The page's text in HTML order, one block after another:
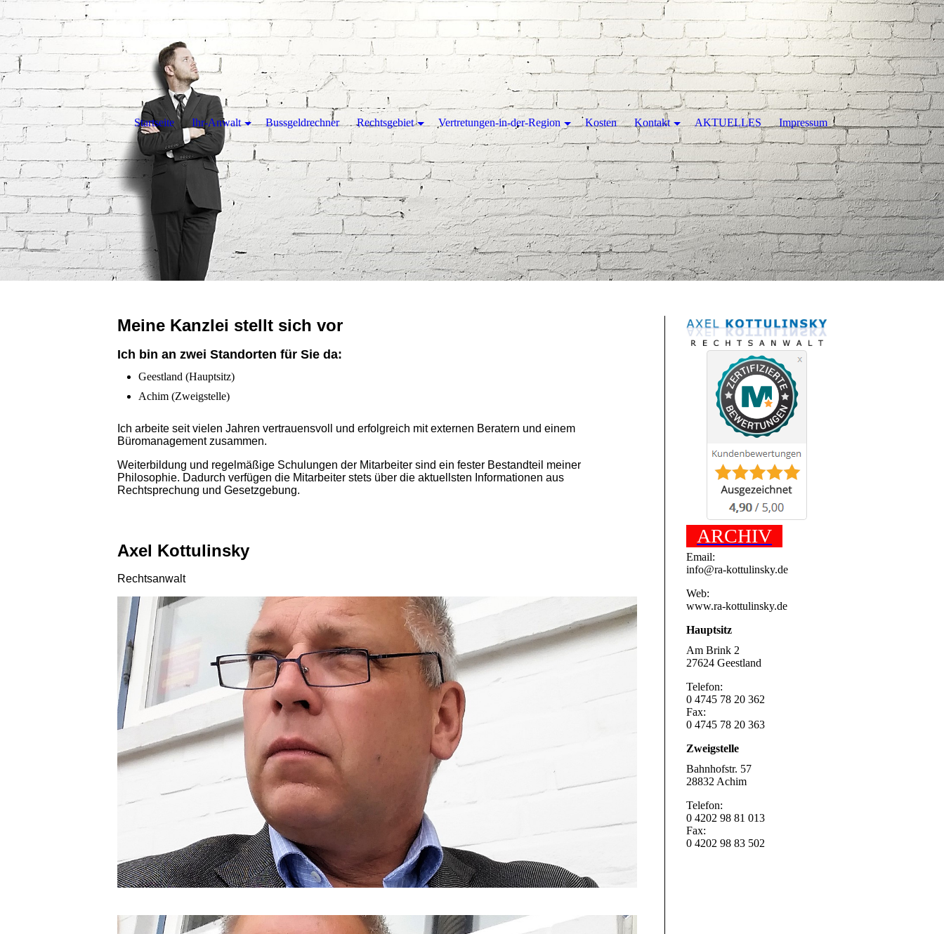
Meine Kanzlei stellt sich vor
Ich bin an zwei Standorten für Sie da:
Geestland (Hauptsitz)
Achim (Zweigstelle)
Ich arbeite seit vielen Jahren vertrauensvoll und erfolgreich mit externen Beratern und einem
Büromanagement zusammen.
Weiterbildung und regelmäßige Schulungen der Mitarbeiter sind ein fester Bestandteil meiner
Philosophie. Dadurch verfügen die Mitarbeiter stets über die aktuellsten Informationen aus
Rechtsprechung und Gesetzgebung.
Axel Kottulinsky
Rechtsanwalt
ARCHIV
Email:
info@ra-kottulinsky.de
Web:
www.ra-kottulinsky.de
Hauptsitz
Am Brink 2
27624 Geestland
Telefon:
0 4745 78 20 362
Fax:
0 4745 78 20 363
Zweigstelle
Bahnhofstr. 57
28832 Achim
Telefon:
0 4202 98 81 013
Fax:
0 4202 98 83 502
Startseite Ihr-Anwalt Bussgeldrechner Rechtsgebiet Vertretungen-in-der-Region Kosten Kontakt AKTUELLES Impressum